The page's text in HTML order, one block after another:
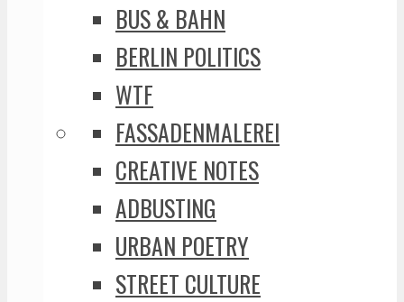
BUS & BAHN
BERLIN POLITICS
WTF
FASSADENMALEREI
CREATIVE NOTES
ADBUSTING
URBAN POETRY
STREET CULTURE